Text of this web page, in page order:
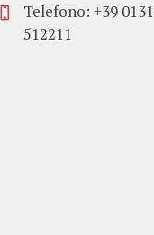
Telefono: +39 0131
512211